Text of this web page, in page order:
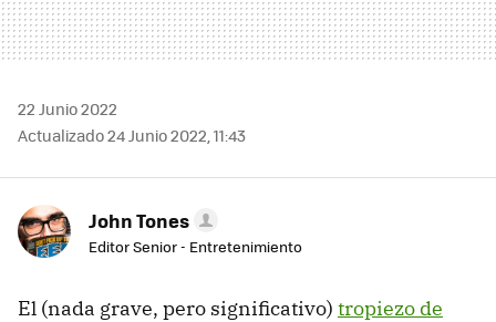
22 Junio 2022
Actualizado 24 Junio 2022, 11:43
John Tones
Editor Senior - Entretenimiento
El (nada grave, pero significativo) tropiezo de